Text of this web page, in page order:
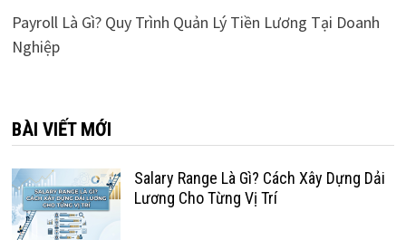
Payroll Là Gì? Quy Trình Quản Lý Tiền Lương Tại Doanh
Nghiệp
BÀI VIẾT MỚI
Salary Range Là Gì? Cách Xây Dựng Dải
Lương Cho Từng Vị Trí